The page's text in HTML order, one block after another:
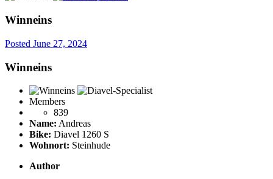
Winneins
Posted June 27, 2024
Winneins
Members
839
Name: Andreas
Bike: Diavel 1260 S
Wohnort: Steinhude
Author